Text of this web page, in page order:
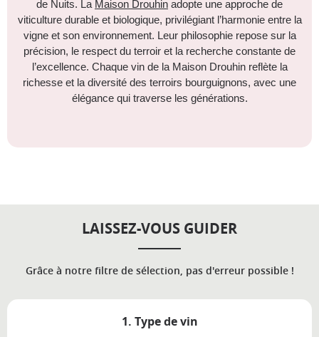
de Nuits. La Maison Drouhin adopte une approche de
viticulture durable et biologique, privilégiant l’harmonie entre la
vigne et son environnement. Leur philosophie repose sur la
précision, le respect du terroir et la recherche constante de
l’excellence. Chaque vin de la Maison Drouhin reflète la
richesse et la diversité des terroirs bourguignons, avec une
élégance qui traverse les générations.
LAISSEZ-VOUS GUIDER
Grâce à notre filtre de sélection, pas d'erreur possible !
1. Type de vin